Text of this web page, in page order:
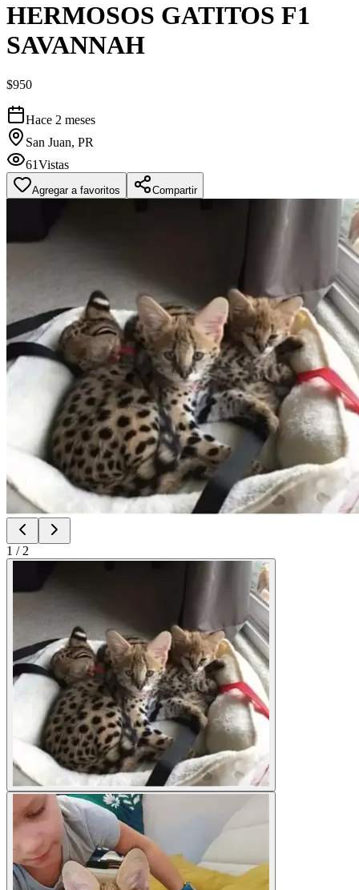
HERMOSOS GATITOS F1
SAVANNAH
$950
Hace 2 meses
San Juan, PR
61Vistas
Agregar a favoritos Compartir
1 / 2